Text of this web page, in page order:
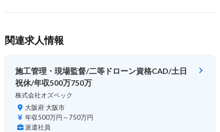
関連求人情報
施工管理・現場監督/二等ドローン資格CAD/土日
祝休/年収500万750万
株式会社オズペック
大阪府 大阪市
年収500万円～750万円
派遣社員